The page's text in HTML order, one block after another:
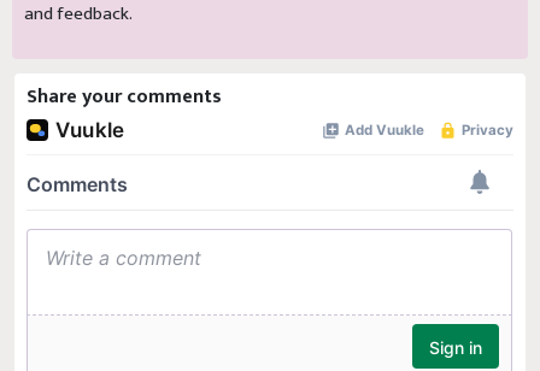
and feedback.
Share your comments